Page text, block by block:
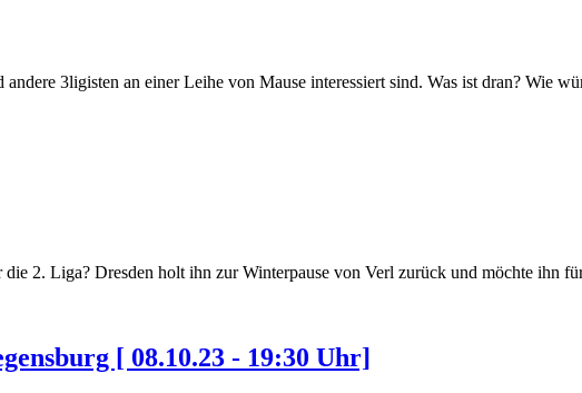
3ligisten an einer Leihe von Mause interessiert sind. Was ist dran? Wie
2. Liga? Dresden holt ihn zur Winterpause von Verl zurück und möchte ihn
[ 08.10.23 - 19:30 Uhr]